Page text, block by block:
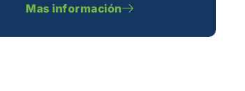
Mas información